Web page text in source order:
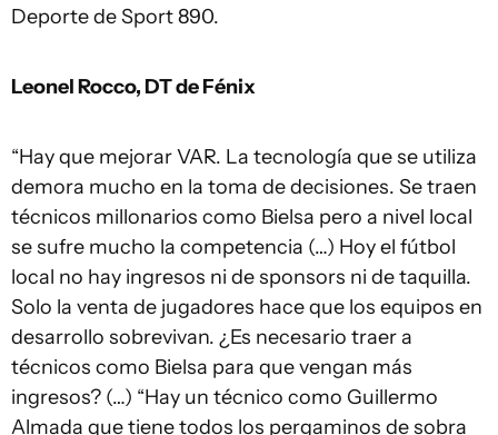
Deporte de Sport 890.
Leonel Rocco, DT de Fénix
“Hay que mejorar VAR. La tecnología que se utiliza
demora mucho en la toma de decisiones. Se traen
técnicos millonarios como Bielsa pero a nivel local
se sufre mucho la competencia (…) Hoy el fútbol
local no hay ingresos ni de sponsors ni de taquilla.
Solo la venta de jugadores hace que los equipos en
desarrollo sobrevivan. ¿Es necesario traer a
técnicos como Bielsa para que vengan más
ingresos? (…) “Hay un técnico como Guillermo
Almada que tiene todos los pergaminos de sobra